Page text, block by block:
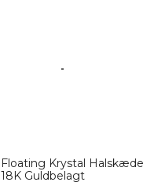
Floating Krystal Halskæde
18K Guldbelagt